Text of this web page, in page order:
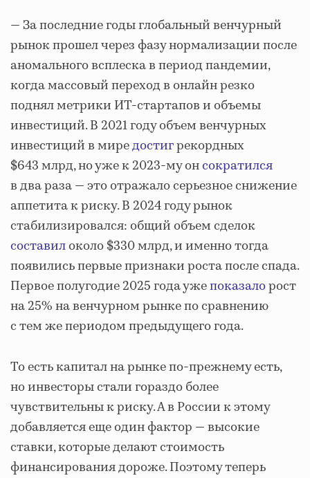
— За последние годы глобальный венчурный
рынок прошел через фазу нормализации после
аномального всплеска в период пандемии,
когда массовый переход в онлайн резко
поднял метрики ИТ-стартапов и объемы
инвестиций. В 2021 году объем венчурных
инвестиций в миредостигрекордных
$643 млрд, но уже к 2023-му онсократился
в два раза — это отражало серьезное снижение
аппетита к риску. В 2024 году рынок
стабилизировался: общий объем сделок
составилоколо $330 млрд, и именно тогда
появились первые признаки роста после спада.
Первое полугодие 2025 года ужепоказалорост
на 25% на венчурном рынке по сравнению
с тем же периодом предыдущего года.
То есть капитал на рынке по-прежнему есть,
но инвесторы стали гораздо более
чувствительны к риску. А в России к этому
добавляется еще один фактор — высокие
ставки, которые делают стоимость
финансирования дороже. Поэтому теперь